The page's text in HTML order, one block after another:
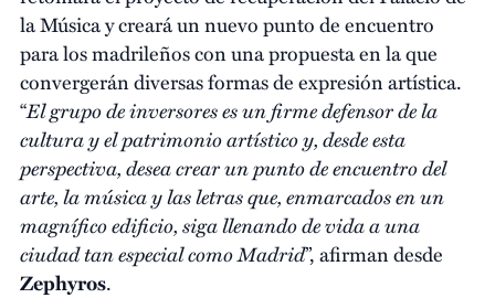
la Música y creará un nuevo punto de encuentro
para los madrileños con una propuesta en la que
convergerán diversas formas de expresión artística.
“El grupo de inversores es un firme defensor de la
cultura y el patrimonio artístico y, desde esta
perspectiva, desea crear un punto de encuentro del
arte, la música y las letras que, enmarcados en un
magnífico edificio, siga llenando de vida a una
ciudad tan especial como Madrid”, afirman desde
Zephyros.